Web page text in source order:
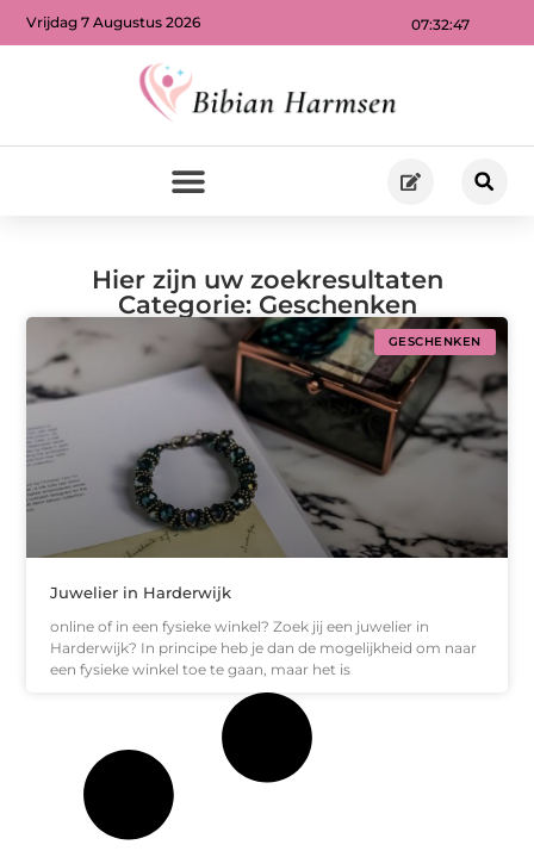
07:32:48
Vrijdag 7 Augustus 2026
Hier zijn uw zoekresultaten
Categorie: Geschenken
GESCHENKEN
Juwelier in Harderwijk
online of in een fysieke winkel? Zoek jij een juwelier in
Harderwijk? In principe heb je dan de mogelijkheid om naar
een fysieke winkel toe te gaan, maar het is